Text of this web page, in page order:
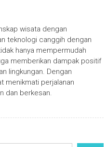
wisata dengan
teknologi canggih dengan
hanya mempermudah
memberikan dampak positif
lingkungan. Dengan
menikmati perjalanan
dan berkesan.